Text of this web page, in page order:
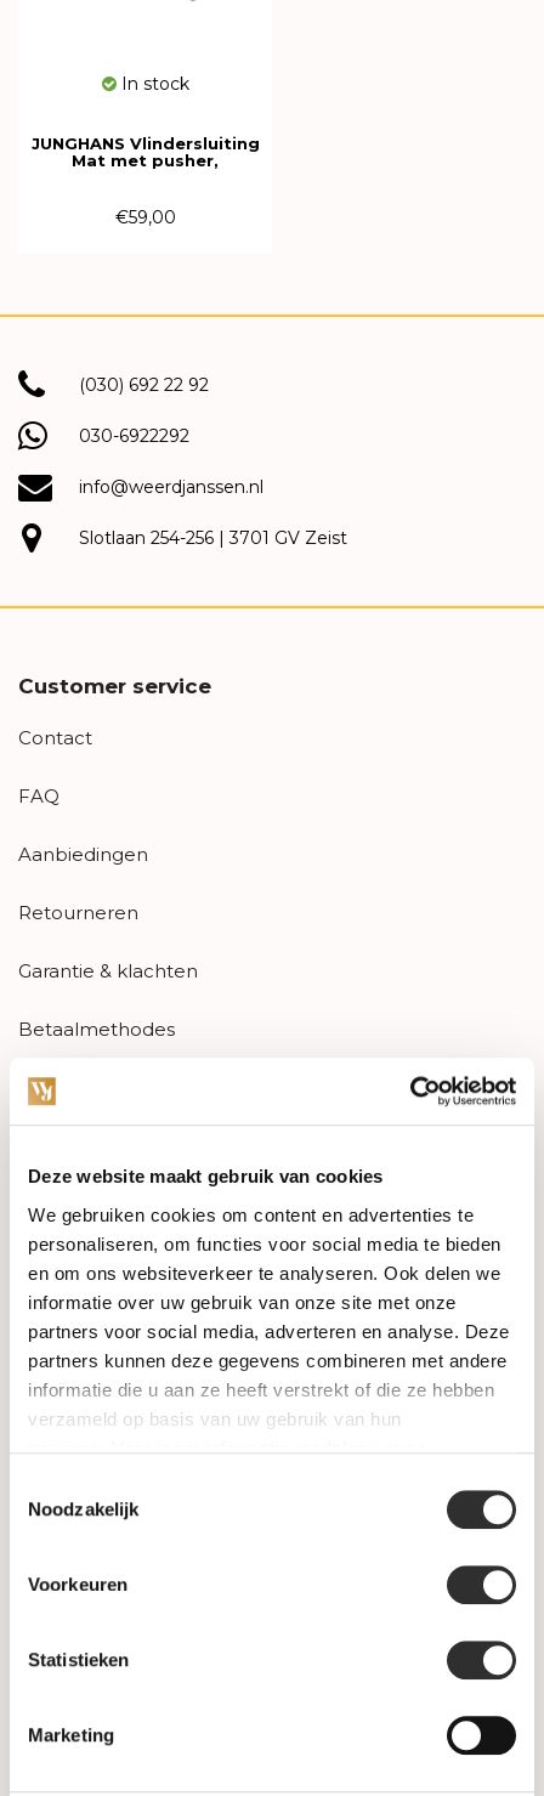
Deze website maakt gebruik van cookies
We gebruiken cookies om content en advertenties te
personaliseren, om functies voor social media te bieden
en om ons websiteverkeer te analyseren. Ook delen we
informatie over uw gebruik van onze site met onze
partners voor social media, adverteren en analyse. Deze
partners kunnen deze gegevens combineren met andere
informatie die u aan ze heeft verstrekt of die ze hebben
verzameld op basis van uw gebruik van hun
Noodzakelijk
Voorkeuren
Statistieken
Marketing
In stock
JUNGHANS Vlindersluiting
Mat met pusher,
roestvrij staal 425550227
€59,00
(030) 692 22 92
030-6922292
info@weerdjanssen.nl
Slotlaan 254-256 | 3701 GV Zeist
Customer service
Contact
FAQ
Aanbiedingen
Retourneren
Garantie & klachten
Betaalmethodes
Sitemap
Categories
Watches
Jewellery
Wedding rings
PRE-OWNED
Maatwerk